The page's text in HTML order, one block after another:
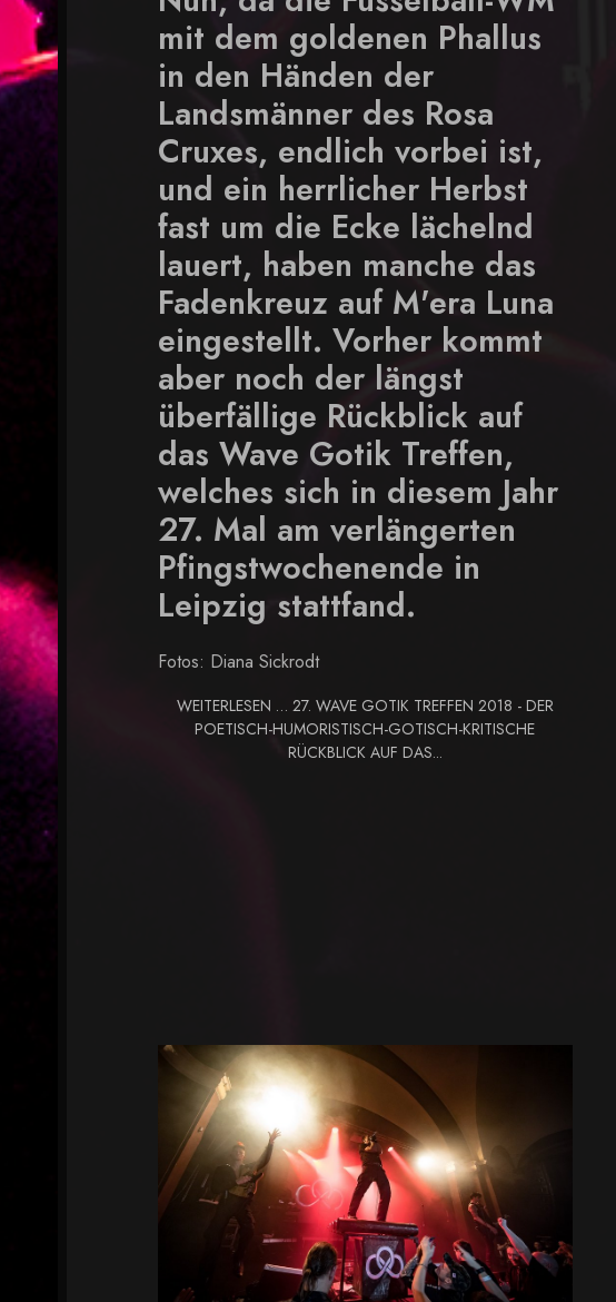
mit dem goldenen Phallus
in den Händen der
Landsmänner des Rosa
Cruxes, endlich vorbei ist,
und ein herrlicher Herbst
fast um die Ecke lächelnd
lauert, haben manche das
Fadenkreuz auf M'era Luna
eingestellt. Vorher kommt
aber noch der längst
überfällige Rückblick auf
das Wave Gotik Treffen,
welches sich in diesem Jahr
27. Mal am verlängerten
Pfingstwochenende in
Leipzig stattfand.
Fotos: Diana Sickrodt
WEITERLESEN … 27. WAVE GOTIK TREFFEN 2018 - DER
POETISCH-HUMORISTISCH-GOTISCH-KRITISCHE
RÜCKBLICK AUF DAS...